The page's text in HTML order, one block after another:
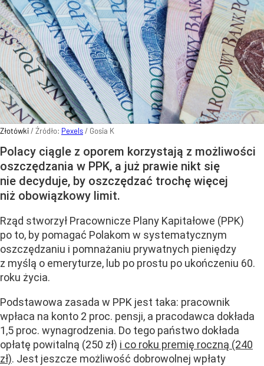
Złotówki/ Źródło: Pexels/ Gosia K
Polacy ciągle z oporem korzystają z możliwości
oszczędzania w PPK, a już prawie nikt się
nie decyduje, by oszczędzać trochę więcej
niż obowiązkowy limit.
Rząd stworzył Pracownicze Plany Kapitałowe (PPK)
po to, by pomagać Polakom w systematycznym
oszczędzaniu i pomnażaniu prywatnych pieniędzy
z myślą o emeryturze, lub po prostu po ukończeniu 60.
roku życia.
Podstawowa zasada w PPK jest taka: pracownik
wpłaca na konto 2 proc. pensji, a pracodawca dokłada
1,5 proc. wynagrodzenia. Do tego państwo dokłada
opłatę powitalną (250 zł) i co roku premię roczną (240
zł). Jest jeszcze możliwość dobrowolnej wpłaty